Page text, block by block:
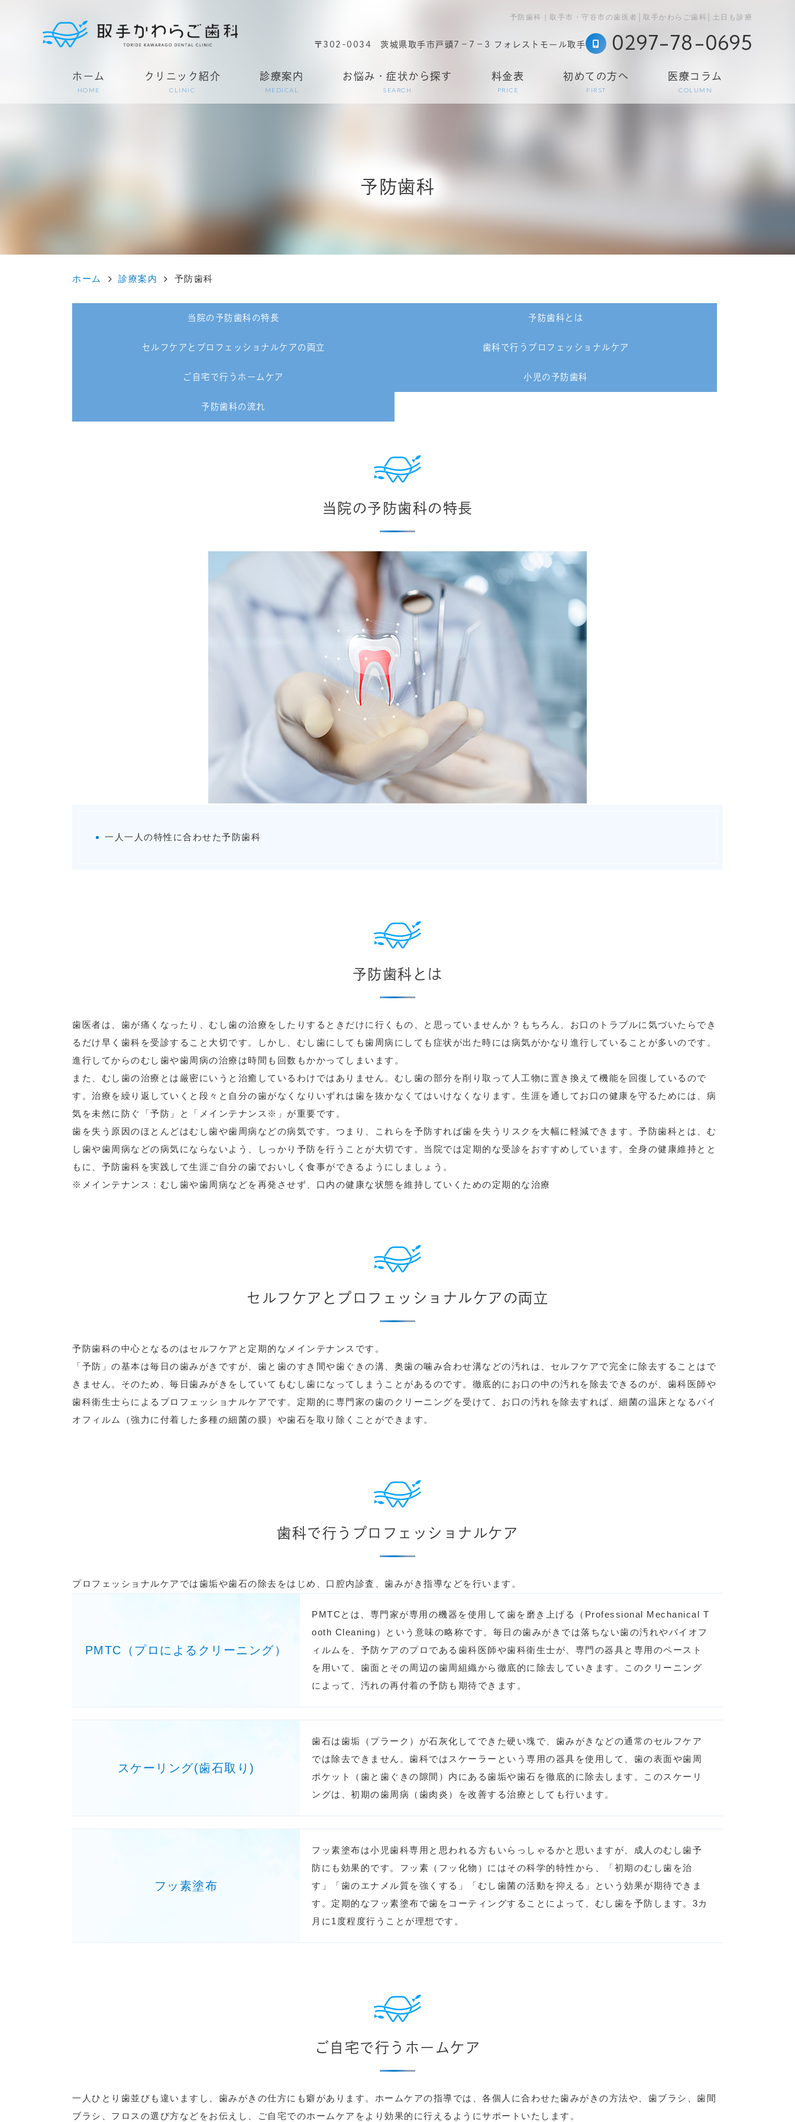
予防歯科｜取手市・守谷市の歯医者│取手かわらご歯科│土日も診療
〒302-0034 茨城県取手市戸頭7−7−3 フォレストモール取手 0297-78-0695
ホーム
HOME
クリニック紹介
CLINIC
診療案内
MEDICAL
お悩み・症状から探す
SEARCH
料金表
PRICE
初めての方へ
FIRST
医療コラム
COLUMN
予防歯科
ホーム 診療案内 予防歯科
当院の予防歯科の特長 予防歯科とは
セルフケアとプロフェッショナルケアの両立 歯科で行うプロフェッショナルケア
ご自宅で行うホームケア 小児の予防歯科
予防歯科の流れ
当院の予防歯科の特長
一人一人の特性に合わせた予防歯科
予防歯科とは
歯医者は、歯が痛くなったり、むし歯の治療をしたりするときだけに行くもの、と思っていませんか？もちろん、お口のトラブルに気づいたらでき
るだけ早く歯科を受診すること大切です。しかし、むし歯にしても歯周病にしても症状が出た時には病気がかなり進行していることが多いのです。
進行してからのむし歯や歯周病の治療は時間も回数もかかってしまいます。
また、むし歯の治療とは厳密にいうと治癒しているわけではありません。むし歯の部分を削り取って人工物に置き換えて機能を回復しているので
す。治療を繰り返していくと段々と自分の歯がなくなりいずれは歯を抜かなくてはいけなくなります。生涯を通してお口の健康を守るためには、病
気を未然に防ぐ「予防」と「メインテナンス※」が重要です。
歯を失う原因のほとんどはむし歯や歯周病などの病気です。つまり、これらを予防すれば歯を失うリスクを大幅に軽減できます。予防歯科とは、む
し歯や歯周病などの病気にならないよう、しっかり予防を行うことが大切です。当院では定期的な受診をおすすめしています。全身の健康維持とと
もに、予防歯科を実践して生涯ご自分の歯でおいしく食事ができるようにしましょう。
※メインテナンス：むし歯や歯周病などを再発させず、口内の健康な状態を維持していくための定期的な治療
セルフケアとプロフェッショナルケアの両立
予防歯科の中心となるのはセルフケアと定期的なメインテナンスです。
「予防」の基本は毎日の歯みがきですが、歯と歯のすき間や歯ぐきの溝、奥歯の噛み合わせ溝などの汚れは、セルフケアで完全に除去することはで
きません。そのため、毎日歯みがきをしていてもむし歯になってしまうことがあるのです。徹底的にお口の中の汚れを除去できるのが、歯科医師や
歯科衛生士らによるプロフェッショナルケアです。定期的に専門家の歯のクリーニングを受けて、お口の汚れを除去すれば、細菌の温床となるバイ
オフィルム（強力に付着した多種の細菌の膜）や歯石を取り除くことができます。
歯科で行うプロフェッショナルケア
プロフェッショナルケアでは歯垢や歯石の除去をはじめ、口腔内診査、歯みがき指導などを行います。
PMTC（プロによるクリーニング）
PMTCとは、専門家が専用の機器を使用して歯を磨き上げる（Professional Mechanical T
ooth Cleaning）という意味の略称です。毎日の歯みがきでは落ちない歯の汚れやバイオフ
ィルムを、予防ケアのプロである歯科医師や歯科衛生士が、専門の器具と専用のペースト
を用いて、歯面とその周辺の歯周組織から徹底的に除去していきます。このクリーニング
によって、汚れの再付着の予防も期待できます。
スケーリング(歯石取り)
歯石は歯垢（プラーク）が石灰化してできた硬い塊で、歯みがきなどの通常のセルフケア
では除去できません。歯科ではスケーラーという専用の器具を使用して、歯の表面や歯周
ポケット（歯と歯ぐきの隙間）内にある歯垢や歯石を徹底的に除去します。このスケーリ
ングは、初期の歯周病（歯肉炎）を改善する治療としても行います。
フッ素塗布
フッ素塗布は小児歯科専用と思われる方もいらっしゃるかと思いますが、成人のむし歯予
防にも効果的です。フッ素（フッ化物）にはその科学的特性から、「初期のむし歯を治
す」「歯のエナメル質を強くする」「むし歯菌の活動を抑える」という効果が期待できま
す。定期的なフッ素塗布で歯をコーティングすることによって、むし歯を予防します。3カ
月に1度程度行うことが理想です。
ご自宅で行うホームケア
一人ひとり歯並びも違いますし、歯みがきの仕方にも癖があります。ホームケアの指導では、各個人に合わせた歯みがきの方法や、歯ブラシ、歯間
ブラシ、フロスの選び方などをお伝えし、ご自宅でのホームケアをより効果的に行えるようにサポートいたします。